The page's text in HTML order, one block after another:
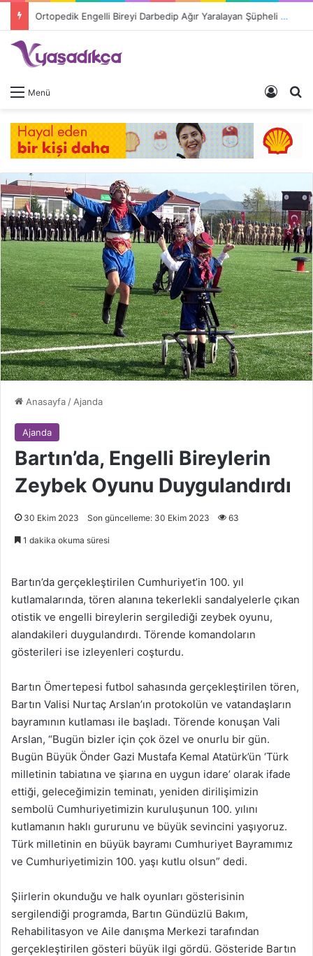
Ortopedik Engelli Bireyi Darbedip Ağır Yaralayan Şüpheli Tutuklandı
Menü Giriş
Anasayfa / Ajanda
Ajanda
Bartın’da, Engelli Bireylerin
Zeybek Oyunu Duygulandırdı
30 Ekim 2023 Son güncelleme: 30 Ekim 2023 63
1 dakika okuma süresi
Bartın’da gerçekleştirilen Cumhuriyet’in 100. yıl
kutlamalarında, tören alanına tekerlekli sandalyelerle çıkan
otistik ve engelli bireylerin sergilediği zeybek oyunu,
alandakileri duygulandırdı. Törende komandoların
gösterileri ise izleyenleri coşturdu.
Bartın Ömertepesi futbol sahasında gerçekleştirilen tören,
Bartın Valisi Nurtaç Arslan’ın protokolün ve vatandaşların
bayramının kutlaması ile başladı. Törende konuşan Vali
Arslan, “Bugün bizler için çok özel ve onurlu bir gün.
Bugün Büyük Önder Gazi Mustafa Kemal Atatürk’ün ‘Türk
milletinin tabiatına ve şiarına en uygun idare’ olarak ifade
ettiği, geleceğimizin teminatı, yeniden dirilişimizin
sembolü Cumhuriyetimizin kuruluşunun 100. yılını
kutlamanın haklı gururunu ve büyük sevincini yaşıyoruz.
Türk milletinin en büyük bayramı Cumhuriyet Bayramımız
ve Cumhuriyetimizin 100. yaşı kutlu olsun” dedi.
Şiirlerin okunduğu ve halk oyunları gösterisinin
sergilendiği programda, Bartın Gündüzlü Bakım,
Rehabilitasyon ve Aile danışma Merkezi tarafından
gerçekleştirilen gösteri büyük ilgi gördü. Gösteride Bartın